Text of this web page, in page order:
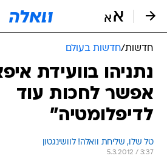
חדשות/חדשות בעולם
נתניהו בוועידת
אפשר לחכות עוד
לדיפלומטיה"
טל שלו, שליחת וואלה! לוושינגטון
5.3.2012 / 3:37